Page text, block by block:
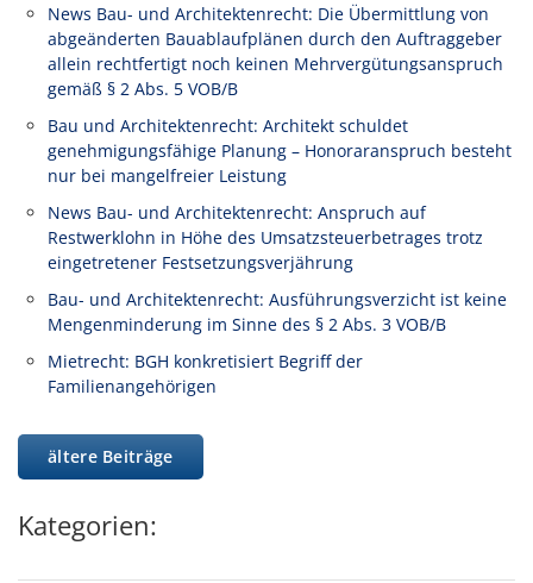
News Bau- und Architektenrecht: Die Übermittlung von
abgeänderten Bauablaufplänen durch den Auftraggeber
allein rechtfertigt noch keinen Mehrvergütungsanspruch
gemäß § 2 Abs. 5 VOB/B
Bau und Architektenrecht: Architekt schuldet
genehmigungsfähige Planung – Honoraranspruch besteht
nur bei mangelfreier Leistung
News Bau- und Architektenrecht: Anspruch auf
Restwerklohn in Höhe des Umsatzsteuerbetrages trotz
eingetretener Festsetzungsverjährung
Bau- und Architektenrecht: Ausführungsverzicht ist keine
Mengenminderung im Sinne des § 2 Abs. 3 VOB/B
Mietrecht: BGH konkretisiert Begriff der
Familienangehörigen
ältere Beiträge
Kategorien: